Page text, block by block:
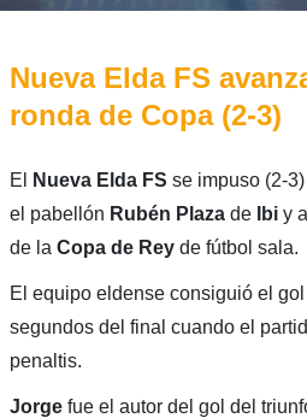
Nueva Elda FS
ronda de Copa (2-3)
El Nueva Elda FS se impuso (2-3)
el pabellón Rubén Plazade Ibiy
de la Copa de Rey de fútbol sala.
El equipo eldense consiguió el
segundos del final cuando el
penaltis.
Jorgefue el autor del gol del